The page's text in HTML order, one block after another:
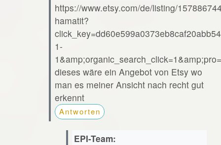
https://www.etsy.com/de/listing/
hamatit?
1-
dieses wäre ein Angebot von Etsy wo
man es meiner Ansicht nach recht gut
erkennt
Antworten
EPI-Team: